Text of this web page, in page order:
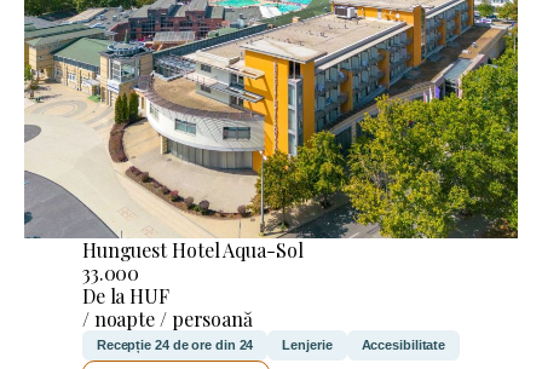
Hunguest Hotel Aqua-Sol
33.000
De la HUF
/ noapte / persoană
Recepție 24 de ore din 24 Lenjerie Accesibilitate